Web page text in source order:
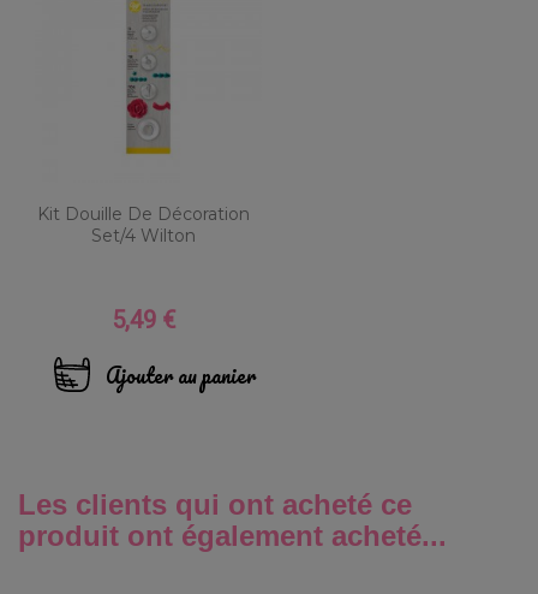
Kit Douille De Décoration
Set/4 Wilton
Prix
5,49 €
Ajouter au panier
Les clients qui ont acheté ce
produit ont également acheté...